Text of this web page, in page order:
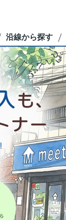
沿線から探す